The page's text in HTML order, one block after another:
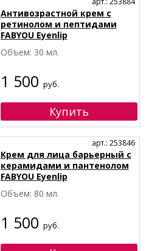
Антивозрастной крем с
ретинолом и пептидами
FABYOU Eyenlip
Объем: 30 мл.
1 500 руб.
арт.: 253846
Крем для лица барьерный с
керамидами и пантенолом
FABYOU Eyenlip
Объем: 80 мл.
1 500 руб.